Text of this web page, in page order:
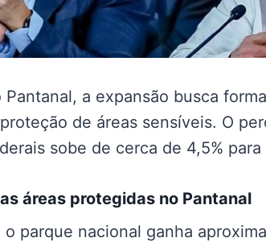
a expansão busca
de áreas sensíveis. O
sobe de cerca de 4,5% para
áreas protegidas no Pantanal
o parque nacional ganha